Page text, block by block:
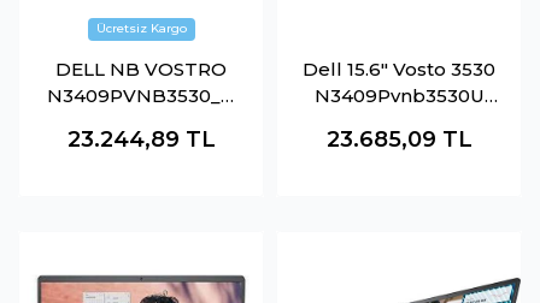
DELL NB VOSTRO
N3409PVNB3530_U
O-B 15.6 UBUNTU
23.244,89 TL
Dell 15.6" Vosto 3530
N3409Pvnb3530U
Ram-512Gb Nvme-
23.685,09 TL